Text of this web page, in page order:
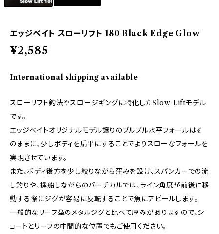
エッジベイト スローリフト 180 Black Edge Glow
¥2,585
International shipping available
スローリフト釣法やスロージギングに特化したSlow Liftモデル
です。
エッジベイトオリジナルモデル譲りのブルブル水平フォールはそ
のままに、少しボディを扁平にすることでよりスローなフォールを
実現させています。
また、ボディ後方を少し絞りながら窪みを設け、スパンカーでの流
し釣りや、操船しながらのバーチカルでは、ライン角度が前後に移
動する際にジグが容易に反転することで魚にアピールします。
一般的なリーフ型のメタルジグと比べて厚みがありますので、シ
ョートとリーフの中間的な位置でもご使用ください。